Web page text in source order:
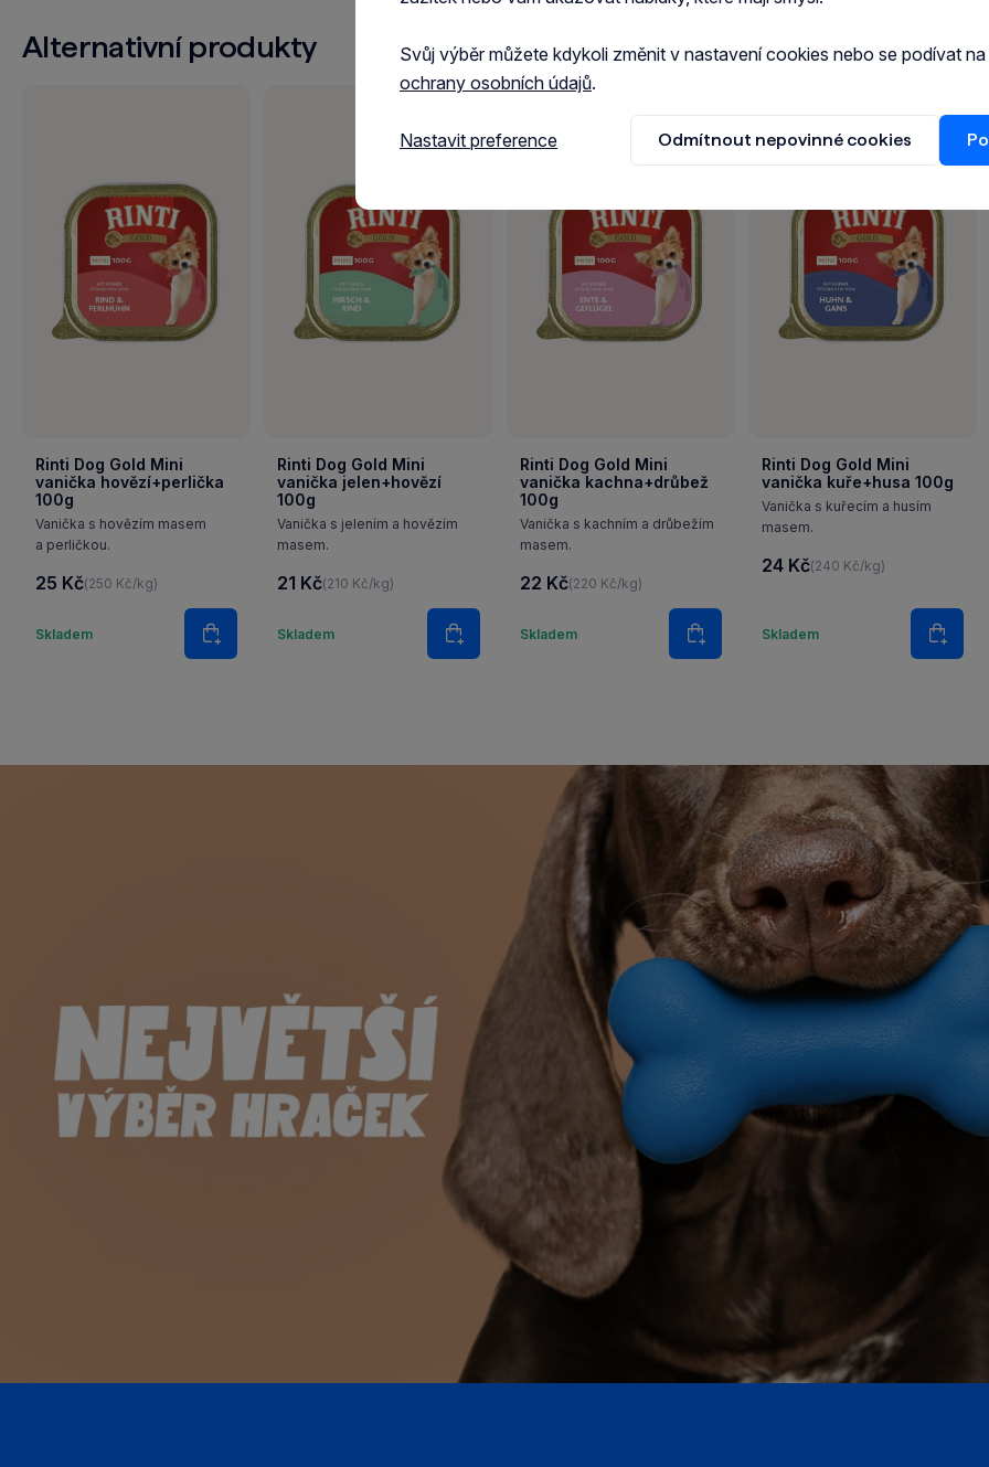
Alternativní produkty
Rinti Dog Gold Mini
vanička hovězí+perlička
100g
Vanička s hovězím masem
a perličkou.
25 Kč(250 Kč/kg)
Skladem
Množství
Do košíku
Rinti Dog Gold Mini
vanička jelen+hovězí
100g
Vanička s jelením a hovězím
masem.
21 Kč(210 Kč/kg)
Skladem
Množství
Do košíku
Rinti Dog Gold Mini
vanička kachna+drůbež
100g
Vanička s kachním a drůbežím
masem.
22 Kč(220 Kč/kg)
Skladem
Množství
Do košíku
Rinti Dog Gold Mini
vanička kuře+husa 100g
Vanička s kuřecím a husím
masem.
24 Kč(240 Kč/kg)
Skladem
Množství
Do
Svůj výběr můžete kdykoli změnit v nastavení cookies nebo se podívat na
ochrany osobních údajů.
Nastavit preference Odmítnout nepovinné cookies